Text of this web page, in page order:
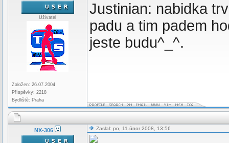
Uživatel
Založen: 26.07.2004
Příspěvky: 2218
Bydliště: Praha
Justinian: nabidka
padu a tim padem
jeste budu^_^.
NX-306 Zaslal: po, 11.únor 2008, 13:56